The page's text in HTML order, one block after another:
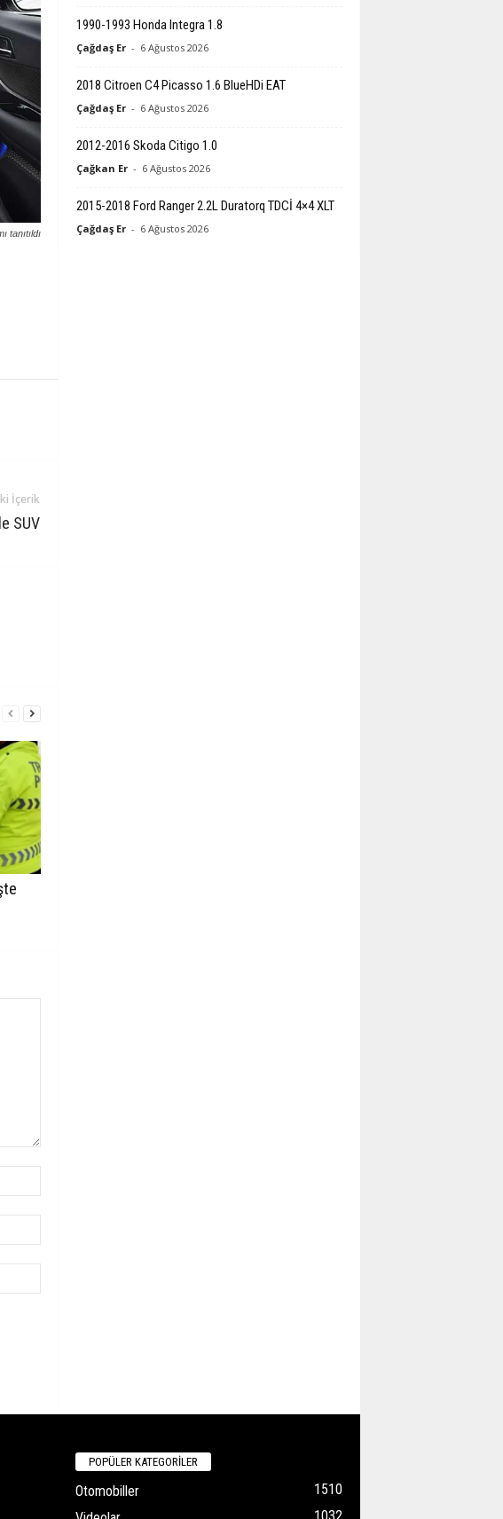
ta­nı­tıl­dı
İçerik
SUV
1990-1993 Honda Integra 1.8
Çağdaş Er - 6 Ağustos 2026
2018 Citroen C4 Picasso 1.6 BlueHDi EAT
Çağdaş Er - 6 Ağustos 2026
2012-2016 Skoda Citigo 1.0
Çağkan Er - 6 Ağustos 2026
2015-2018 Ford Ranger 2.2L Duratorq TDCİ 4×4 XLT
Çağdaş Er - 6 Ağustos 2026
POPÜLER KATEGORİLER
Otomobiller
1510
1032